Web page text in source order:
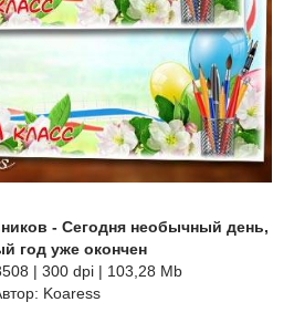
- Сегодня необычный день,
год уже окончен
| 300 dpi | 103,28 Mb
Koaress